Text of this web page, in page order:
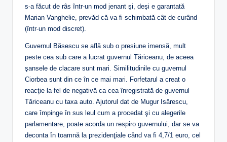
s-a făcut de râs într-un mod jenant şi, deşi e garantată
Marian Vanghelie, prevăd că va fi schimbată cât de curând
(într-un mod discret).
Guvernul Băsescu se află sub o presiune imensă, mult
peste cea sub care a lucrat guvernul Tăriceanu, de aceea
şansele de clacare sunt mari. Similitudinile cu guvernul
Ciorbea sunt din ce în ce mai mari. Forfetarul a creat o
reacţie la fel de negativă ca cea înregistrată de guvernul
Tăriceanu cu taxa auto. Ajutorul dat de Mugur Isărescu,
care împinge în sus leul cum a procedat şi cu alegerile
parlamentare, poate acorda un respiro guvernului, dar se va
deconta în toamnă la prezidenţiale când va fi 4,7/1 euro, cel